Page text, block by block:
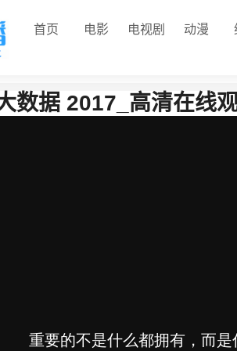
首页 电影 电视剧 动漫
数据 2017_高清在线